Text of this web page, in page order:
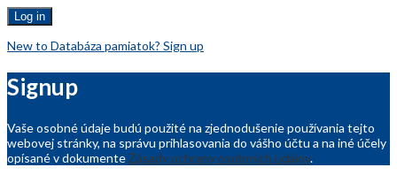
Log in
New to Databáza pamiatok? Sign up
Signup
Vaše osobné údaje budú použité na zjednodušenie používania tejto
webovej stránky, na správu prihlasovania do vášho účtu a na iné účely
opísané v dokumente Zásady ochrany osobných údajov.